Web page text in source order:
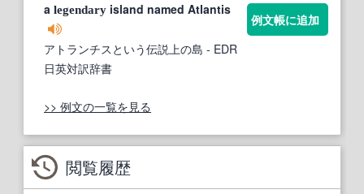
a legendary island named Atlantis
アトランチスという伝説上の島 - EDR
日英対訳辞書
例文帳に追加
>> 例文の一覧を見る
閲覧履歴